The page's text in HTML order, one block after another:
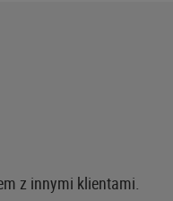
z innymi klientami.